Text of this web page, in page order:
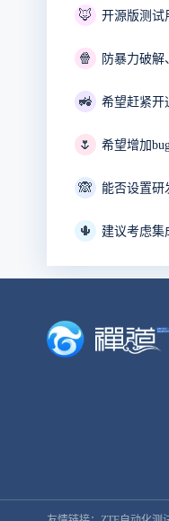
🦊 开源版测试
🍿 防暴力破解
🚜 希望赶紧开
🌷 希望增加
🙈 能否设置研
🌵 建议考虑集